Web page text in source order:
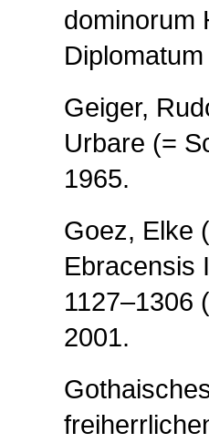
dominorum
Geiger,
Urbare (=
1965.
Goez, Elke
Ebracensis
1127–1306
2001.